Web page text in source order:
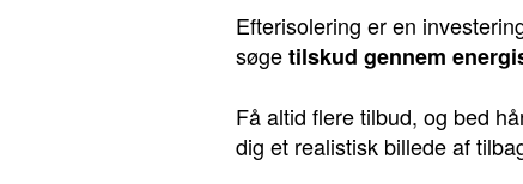
Efterisolering er en
søgetilskud gennem
Få altid flere tilbud, og bed
dig et realistisk billede af